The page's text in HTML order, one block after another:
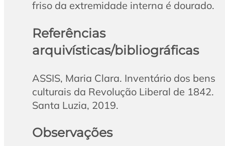
friso da extremidade interna é dourado.
Referências
arquivísticas/bibliográficas
ASSIS, Maria Clara. Inventário dos bens
culturais da Revolução Liberal de 1842.
Santa Luzia, 2019.
Observações